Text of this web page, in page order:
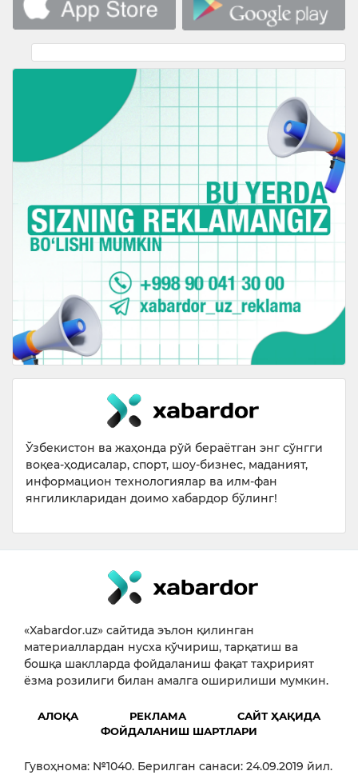
Ўзбекистон ва жаҳонда рўй бераётган энг сўнгги
воқеа-ҳодисалар, спорт, шоу-бизнес, маданият,
информацион технологиялар ва илм-фан
янгиликларидан доимо хабардор бўлинг!
«Xabardor.uz» сайтида эълон қилинган
материаллардан нусха кўчириш, тарқатиш ва
бошқа шаклларда фойдаланиш фақат таҳририят
ёзма розилиги билан амалга оширилиши мумкин.
АЛОҚА РЕКЛАМА
САЙТ ҲАҚИДА
ФОЙДАЛАНИШ ШАРТЛАРИ
Гувоҳнома: №1040. Берилган санаси: 24.09.2019 йил.